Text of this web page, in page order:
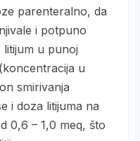
parenteralno, da
i potpuno
litijum u punoj
u
smirivanja
i doza litijuma na
0,6 – 1,0 meq, što